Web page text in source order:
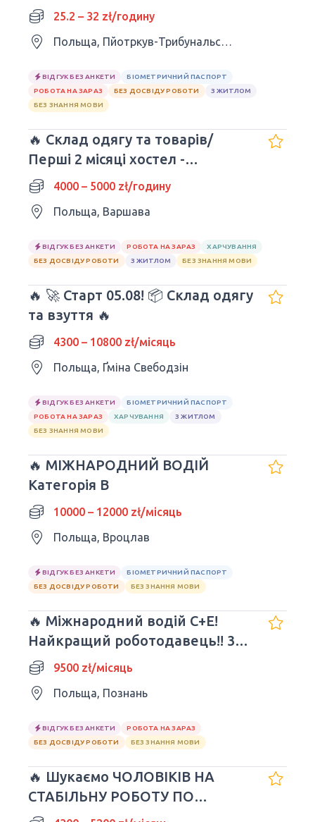
25.2 – 32 zł/годину
Польща, Пйотркув-Трибунальський
ВІДГУК БЕЗ АНКЕТИ
БІОМЕТРИЧНИЙ ПАСПОРТ
РОБОТА НА ЗАРАЗ
БЕЗ ДОСВІДУ РОБОТИ
З ЖИТЛОМ
БЕЗ ЗНАННЯ МОВИ
🔥 Склад одягу та товарів/
Перші 2 місяці хостел -
БЕЗКОШТОВНІ
4000 – 5000 zł/годину
Польща, Варшава
ВІДГУК БЕЗ АНКЕТИ РОБОТА НА ЗАРАЗ
ХАРЧУВАННЯ
БЕЗ ДОСВІДУ РОБОТИ
З ЖИТЛОМ БЕЗ ЗНАННЯ МОВИ
🔥 🚀 Старт 05.08! 📦 Склад одягу
та взуття 🔥
4300 – 10800 zł/місяць
Польща, Ґміна Свебодзін
ВІДГУК БЕЗ АНКЕТИ
БІОМЕТРИЧНИЙ ПАСПОРТ
РОБОТА НА ЗАРАЗ
ХАРЧУВАННЯ
З ЖИТЛОМ
БЕЗ ЗНАННЯ МОВИ
🔥 МІЖНАРОДНИЙ ВОДІЙ
Категорія B
10000 – 12000 zł/місяць
Польща, Вроцлав
ВІДГУК БЕЗ АНКЕТИ
БІОМЕТРИЧНИЙ ПАСПОРТ
БЕЗ ДОСВІДУ РОБОТИ
БЕЗ ЗНАННЯ МОВИ
🔥 Міжнародний водій C+E!
Найкращий роботодавець!! 3/1
- 9 500 злотих
9500 zł/місяць
Польща, Познань
ВІДГУК БЕЗ АНКЕТИ
РОБОТА НА ЗАРАЗ
БЕЗ ДОСВІДУ РОБОТИ
БЕЗ ЗНАННЯ МОВИ
🔥 Шукаємо ЧОЛОВІКІВ НА
СТАБІЛЬНУ РОБОТУ ПО
UMOWA O PRACĘ! KRAKÓW